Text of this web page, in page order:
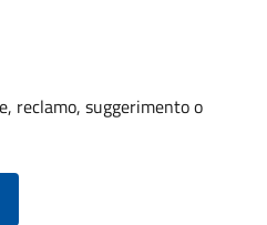
reclamo, suggerimento o